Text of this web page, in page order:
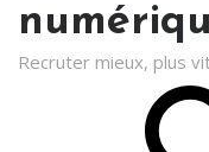
Recruter mieux, plus